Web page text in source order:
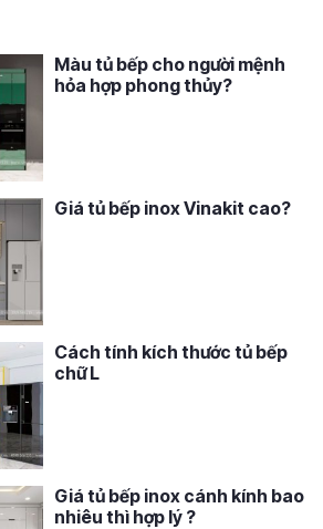
Màu tủ bếp cho người mệnh
hỏa hợp phong thủy?
Giá tủ bếp inox Vinakit cao?
Cách tính kích thước tủ bếp
chữ L
Giá tủ bếp inox cánh kính bao
nhiêu thì hợp lý ?